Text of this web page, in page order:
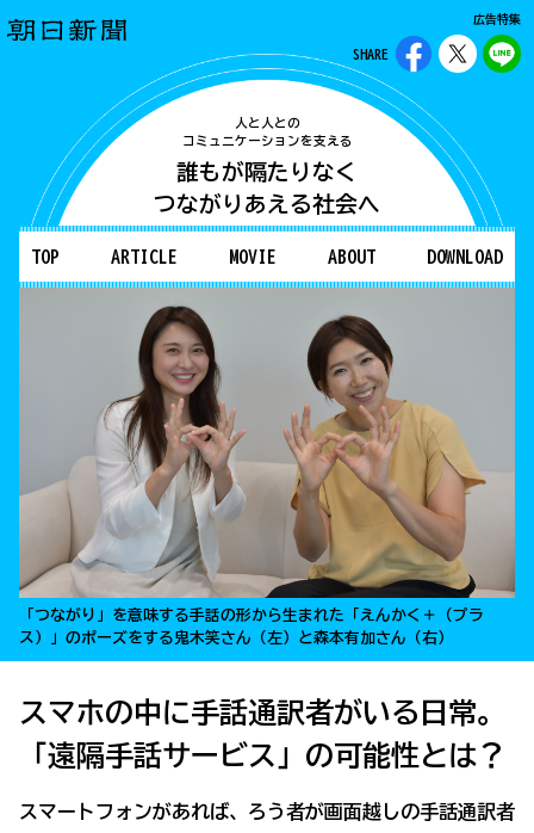
広告特集
SHARE
人と人との
コミュニケーションを支える
誰もが隔たりなく
つながりあえる社会へ
TOP ARTICLE MOVIE ABOUT DOWNLOAD
「つながり」を意味する手話の形から生まれた「えんかく＋（プラ
ス）」のポーズをする鬼木笑さん（左）と森本有加さん（右）
スマホの中に手話通訳者がいる日常。
「遠隔手話サービス」の可能性とは？
スマートフォンがあれば、ろう者が画面越しの手話通訳者